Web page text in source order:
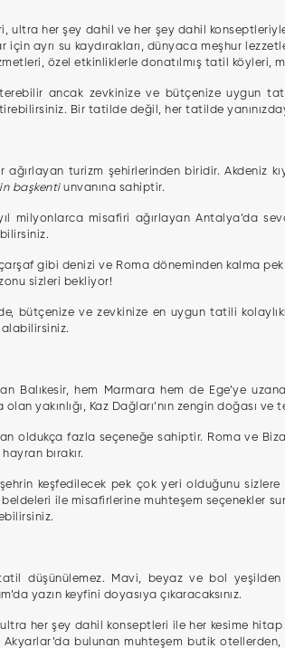
her şey dahil ve her şey dahil
ayrı su kaydırakları, dünyaca meşhur
özel etkinliklerle donatılmış tatil köyleri,
ancak zevkinize ve bütçenize uygun
Bir tatilde değil, her tatilde
turizm şehirlerinden biridir. Akdeniz
başkentiunvanına sahiptir.
milyonlarca misafiri ağırlayan Antalya’da
gibi denizi ve Roma döneminden kalma
sizleri bekliyor!
bütçenize ve zevkinize en uygun tatili
Balıkesir, hem Marmara hem de Ege’ye
yakınlığı, Kaz Dağları’nın zengin doğası
oldukça fazla seçeneğe sahiptir. Roma ve
bırakır.
keşfedilecek pek çok yeri olduğunu
ile misafirlerine muhteşem seçenekler
düşünülemez. Mavi, beyaz ve bol
yazın keyfini doyasıya çıkaracaksınız.
her şey dahil konseptleri ile her kesime
bulunan muhteşem butik